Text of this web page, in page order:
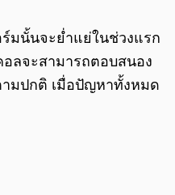
มนั้นจะย่ำแย่ในช่วงแรก
ลจะสามารถตอบสนอง
มปกติ เมื่อปัญหาทั้งหมด